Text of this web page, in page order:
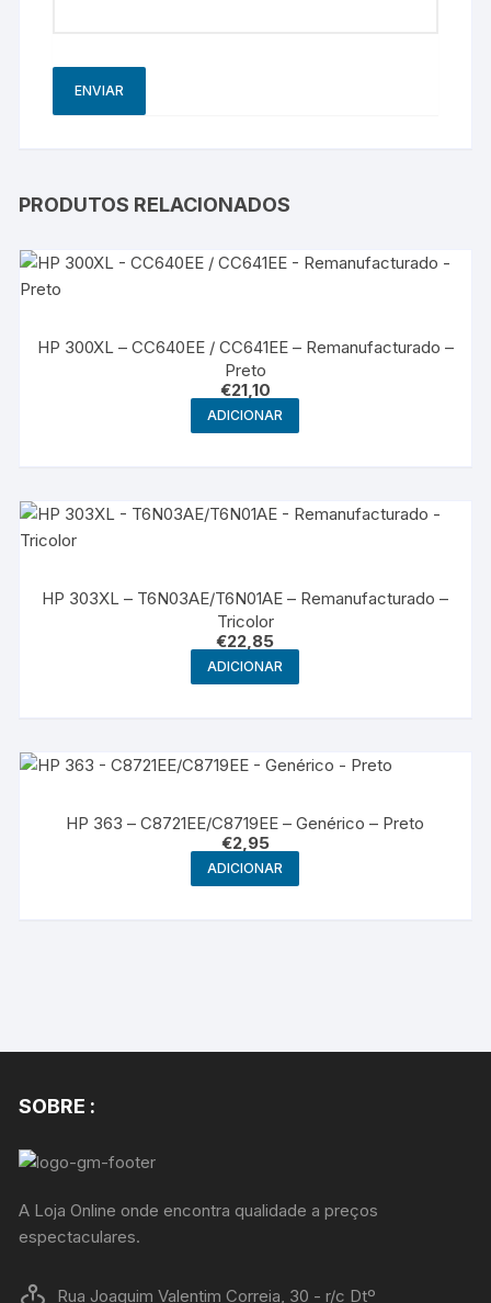
PRODUTOS RELACIONADOS
HP 300XL – CC640EE / CC641EE – Remanufacturado –
Preto
€21,10
ADICIONAR
HP 303XL – T6N03AE/T6N01AE – Remanufacturado –
Tricolor
€22,85
ADICIONAR
HP 363 – C8721EE/C8719EE – Genérico – Preto
€2,95
ADICIONAR
SOBRE :
A Loja Online onde encontra qualidade a preços
espectaculares.
Rua Joaquim Valentim Correia, 30 - r/c Dtº